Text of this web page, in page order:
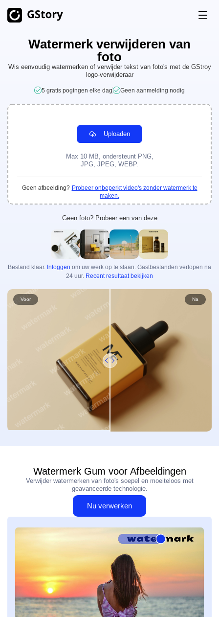
Product
AI-generatie
AI-afbeelding naar video
AI-videogenerator
Video Toolkits
Video Vertaler
AI Clip Maker
Video Achtergrondverwijderaar
Video Watermerkverwijderaar Onbeperkt
Onbeperkt
Foto Achtergrondverwijderaar
Foto Watermerkverwijderaar Onbeperkt
Automatische Ondertitelingsgenerator
Gratis Credits
Geschiedenis
Watermerk verwijderen van
foto
Wis eenvoudig watermerken of verwijder tekst van foto's met de GStroy
logo-verwijderaar
5 gratis pogingen elke dag Geen aanmelding nodig
Uploaden
Max 10 MB, ondersteunt PNG,
JPG, JPEG, WEBP.
Geen afbeelding? Probeer onbeperkt video's zonder watermerk te
maken.
Geen foto? Probeer een van deze
Bestand klaar. Inloggen om uw werk op te slaan. Gastbestanden verlopen na
24 uur. Recent resultaat bekijken
Voor Na
Watermerk Gum voor Afbeeldingen
Verwijder watermerken van foto's soepel en moeiteloos met
geavanceerde technologie.
Nu verwerken